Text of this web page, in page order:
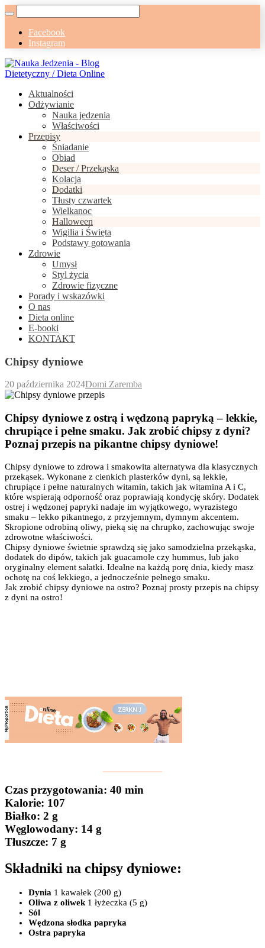
Facebook
Instagram
Aktualności
Odżywianie
Nauka jedzenia
Właściwości
Przepisy
Śniadanie
Obiad
Deser / Przekąska
Kolacja
Dodatki
Tłusty czwartek
Wielkanoc
Halloween
Wigilia i Święta
Podstawy gotowania
Zdrowie
Umysł
Styl życia
Zdrowie fizyczne
Porady i wskazówki
O nas
Dieta online
E-booki
KONTAKT
Chipsy dyniowe
20 października 2024Domi Zaremba
Chipsy dyniowe z ostrą i wędzoną papryką – lekkie,
chrupiące i pełne smaku. Jak zrobić chipsy z dyni?
Poznaj przepis na pikantne chipsy dyniowe!
Chipsy dyniowe to zdrowa i smakowita alternatywa dla klasycznych
przekąsek. Wykonane z cienkich plasterków dyni, są lekkie,
chrupiące i pełne naturalnych witamin, takich jak witamina A i C,
które wspierają odporność oraz poprawiają kondycję skóry. Dodatek
ostrej i wędzonej papryki nadaje im wyjątkowego, wyrazistego
smaku – lekko pikantnego, z przyjemnym, dymnym akcentem.
Skropione odrobiną oliwy, pieką się na chrupko, zachowując swoje
zdrowotne właściwości.
Chipsy dyniowe świetnie sprawdzą się jako samodzielna przekąska,
dodatek do dipów, takich jak guacamole czy hummus, lub jako
oryginalny element sałatki. Idealne na każdą porę dnia, kiedy masz
ochotę na coś lekkiego, a jednocześnie pełnego smaku.
Jak zrobić chipsy dyniowe na ostro? Poznaj prosty przepis na chipsy
z dyni na ostro!
Czas przygotowania: 40 min
Kalorie: 107
Białko: 2 g
Węglowodany: 14 g
Tłuszcze: 7 g
Składniki na chipsy dyniowe:
Dynia 1 kawałek (200 g)
Oliwa z oliwek1 łyżeczka (5 g)
Sól
Wędzona słodka papryka
Ostra papryka